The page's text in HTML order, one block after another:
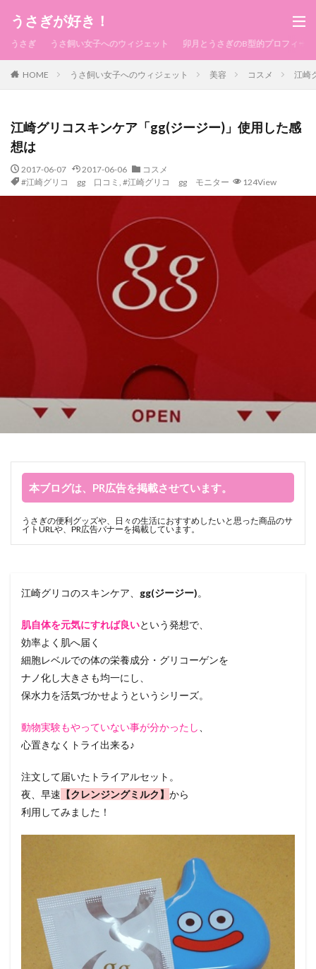
うさぎが好き！
うさぎ うさ飼い女子へのウィジェット 卯月とうさぎのB型的プロフィール
HOME うさ飼い女子へのウィジェット 美容 コスメ 江崎
江崎グリコスキンケア「gg(ジージー)」使用した感
想は
2017-06-07 2017-06-06
コスメ
#江崎グリコ gg 口コミ , #江崎グリコ gg モニター 124View
本ブログは、PR広告を掲載させています。
うさぎの便利グッズや、日々の生活におすすめしたいと思った商品のサ
イトURLや、PR広告バナーを掲載しています。
江崎グリコのスキンケア、 gg(ジージー)。
肌自体を元気にすれば良いという発想で、
効率よく肌へ届く
細胞レベルでの体の栄養成分・グリコーゲンを
ナノ化し大きさも均一にし、
保水力を活気づかせようというシリーズ。
動物実験もやっていない事が分かったし
心置きなくトライ出来る♪
注文して届いたトライアルセット。
夜、早速 【クレンジングミルク】 から
利用してみました！